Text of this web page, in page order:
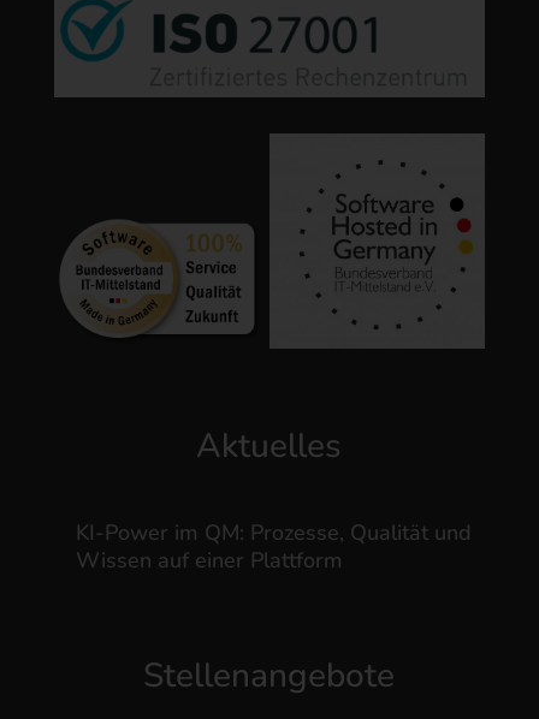
Aktuelles
KI-Power im QM: Prozesse, Qualität und
Wissen auf einer Plattform
Stellenangebote